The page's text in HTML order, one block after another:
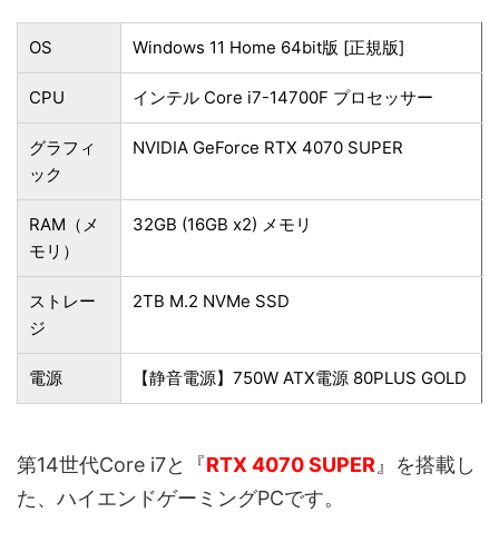
OS Windows 11 Home 64bit版 [正規版]
CPU インテル Core i7-14700F プロセッサー
グラフィ
ック
NVIDIA GeForce RTX 4070 SUPER
RAM（メ
モリ）
32GB (16GB x2) メモリ
ストレー
ジ
2TB M.2 NVMe SSD
電源 【静音電源】750W ATX電源 80PLUS GOLD
第14世代Core i7と『RTX 4070 SUPER』を搭載し
た、ハイエンドゲーミングPCです。